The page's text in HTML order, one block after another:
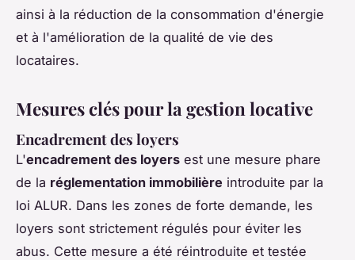
ainsi à la réduction de la consommation d'énergie
et à l'amélioration de la qualité de vie des
locataires.
Mesures clés pour la gestion locative
Encadrement des loyers
L'encadrement des loyers est une mesure phare
de la réglementation immobilière introduite par la
loi ALUR. Dans les zones de forte demande, les
loyers sont strictement régulés pour éviter les
abus. Cette mesure a été réintroduite et testée